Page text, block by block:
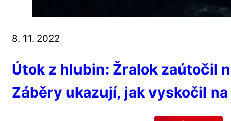
8. 11. 2022
Útok z hlubin: Žralok zaútočil
Záběry ukazují, jak vyskočil